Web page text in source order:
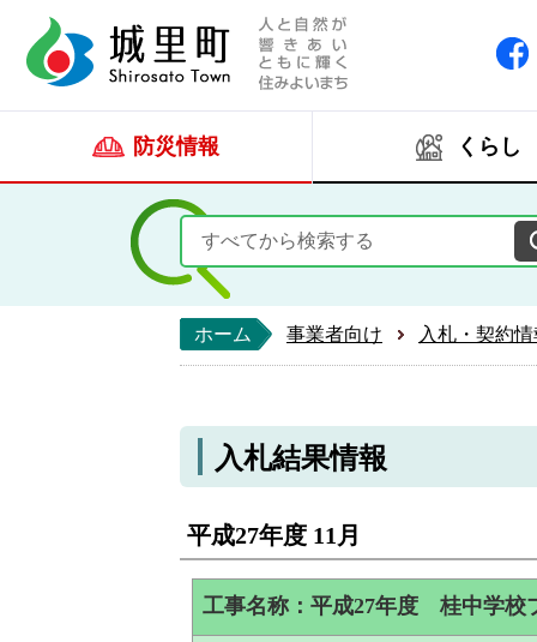
防災情報 くらし
ホーム 事業者向け 入札・契約
入札結果情報
平成27年度 11月
工事名称：平成27年度 桂中学校